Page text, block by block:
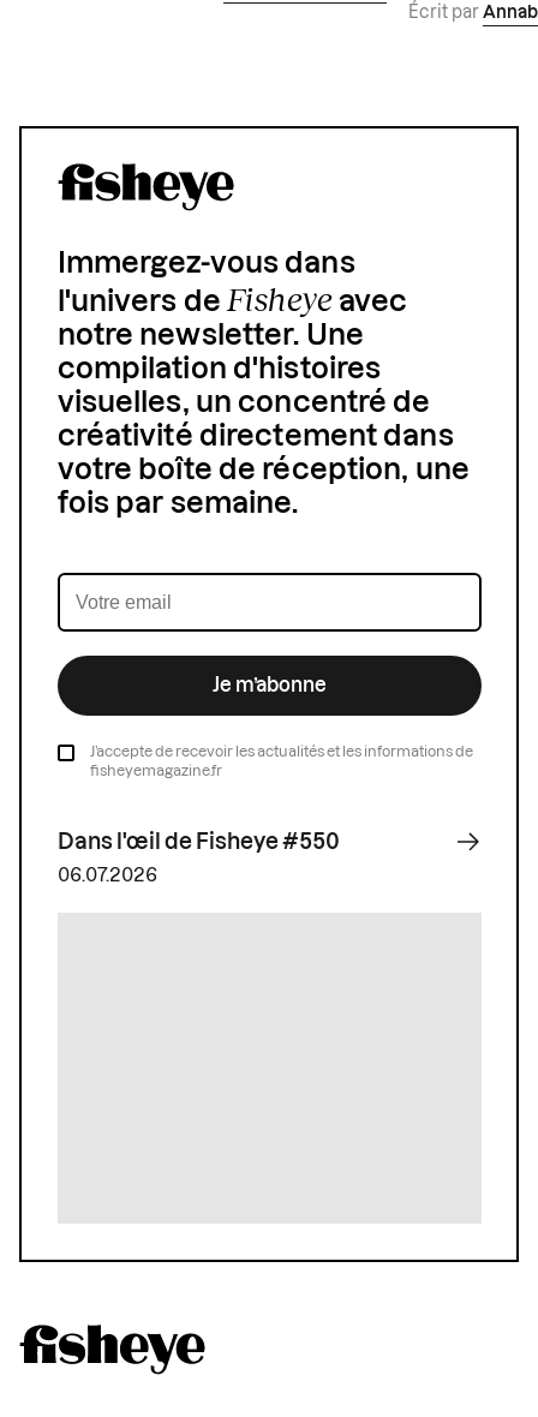
Écrit par
Immergez-vous dans
l'univers deFisheyeavec
notre newsletter. Une
compilation d'histoires
visuelles, un concentré de
créativité directement dans
votre boîte de réception, une
fois par semaine.
Je m’abonne
J’accepte de recevoir les actualités et les informations de
fisheyemagazine.fr
Dans l'œil de Fisheye #550
06.07.2026